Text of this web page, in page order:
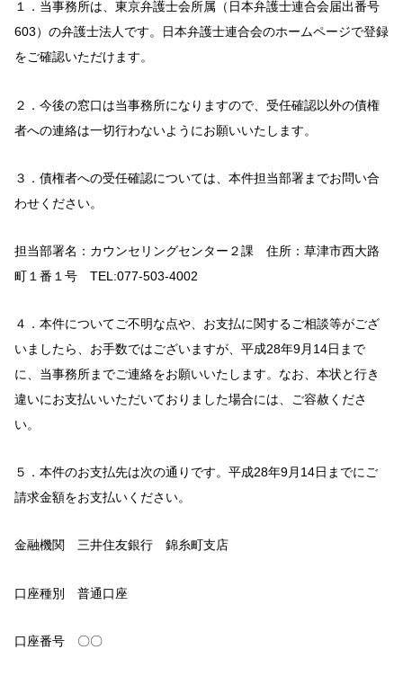
１．当事務所は、東京弁護士会所属（日本弁護士連合会届出番号
603）の弁護士法人です。日本弁護士連合会のホームページで登録
をご確認いただけます。
２．今後の窓口は当事務所になりますので、受任確認以外の債権
者への連絡は一切行わないようにお願いいたします。
３．債権者への受任確認については、本件担当部署までお問い合
わせください。
担当部署名：カウンセリングセンター２課 住所：草津市西大路
町１番１号 TEL:077-503-4002
４．本件についてご不明な点や、お支払に関するご相談等がござ
いましたら、お手数ではございますが、平成28年9月14日まで
に、当事務所までご連絡をお願いいたします。なお、本状と行き
違いにお支払いいただいておりました場合には、ご容赦くださ
い。
５．本件のお支払先は次の通りです。平成28年9月14日までにご
請求金額をお支払いください。
金融機関 三井住友銀行 錦糸町支店
口座種別 普通口座
口座番号 〇〇